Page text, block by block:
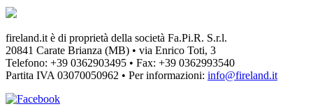
fireland.it è di proprietà della società Fa.Pi.R. S.r.l.
20841 Carate Brianza (MB) • via Enrico Toti, 3
Telefono: +39 0362903495 • Fax: +39 0362993540
Partita IVA03070050962 • Per informazioni: info@fireland.it